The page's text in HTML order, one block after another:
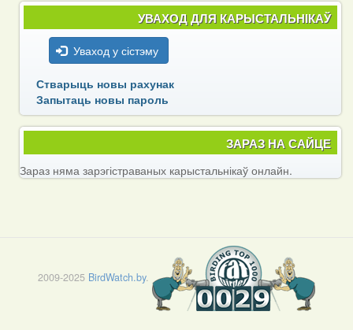
УВАХОД ДЛЯ КАРЫСТАЛЬНІКАЎ
Уваход у сістэму
Стварыць новы рахунак
Запытаць новы пароль
ЗАРАЗ НА САЙЦЕ
Зараз няма зарэгістраваных карыстальнікаў онлайн.
2009-2025 BirdWatch.by.